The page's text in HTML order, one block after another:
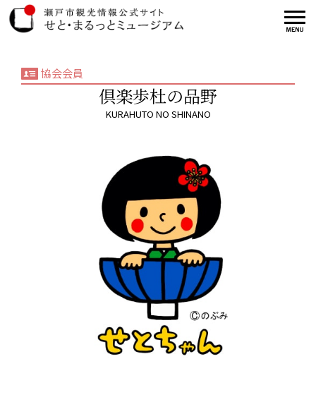
協会会員
倶楽歩杜の品野
KURAHUTO NO SHINANO